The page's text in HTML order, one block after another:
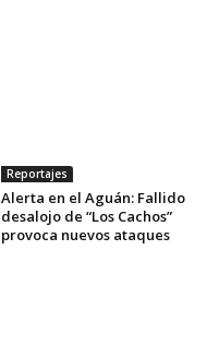
Reportajes
Alerta en el Aguán: Fallido
desalojo de “Los Cachos”
provoca nuevos ataques